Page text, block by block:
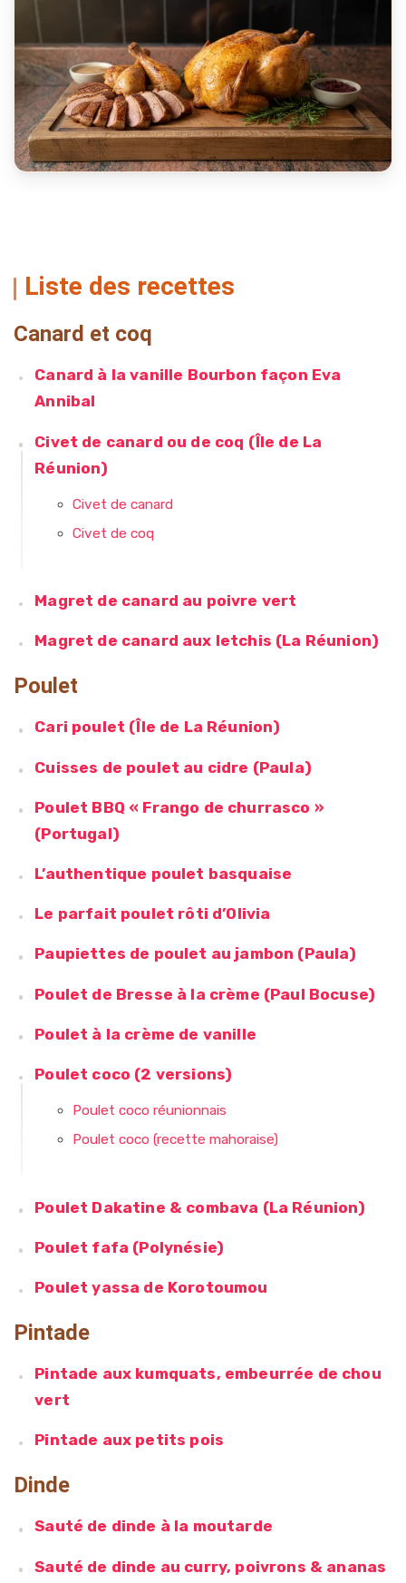
Liste des recettes
Canard et coq
Canard à la vanille Bourbon façon Eva
Annibal
Civet de canard ou de coq (Île de La
Réunion)
Civet de canard
Civet de coq
Magret de canard au poivre vert
Magret de canard aux letchis (La Réunion)
Poulet
Cari poulet (Île de La Réunion)
Cuisses de poulet au cidre (Paula)
Poulet BBQ « Frango de churrasco »
(Portugal)
L’authentique poulet basquaise
Le parfait poulet rôti d’Olivia
Paupiettes de poulet au jambon (Paula)
Poulet de Bresse à la crème (Paul Bocuse)
Poulet à la crème de vanille
Poulet coco (2 versions)
Poulet coco réunionnais
Poulet coco (recette mahoraise)
Poulet Dakatine & combava (La Réunion)
Poulet fafa (Polynésie)
Poulet yassa de Korotoumou
Pintade
Pintade aux kumquats, embeurrée de chou
vert
Pintade aux petits pois
Dinde
Sauté de dinde à la moutarde
Sauté de dinde au curry, poivrons & ananas